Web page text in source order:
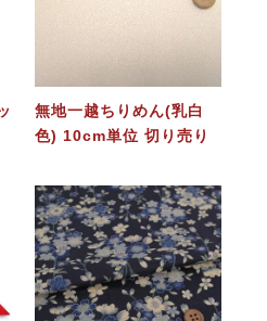
無地一越ちりめん(乳白
色) 10cm単位 切り売り